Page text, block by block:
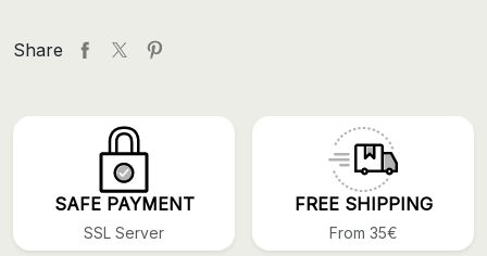
Share
SAFE PAYMENT
SSL Server
FREE SHIPPING
From 35€